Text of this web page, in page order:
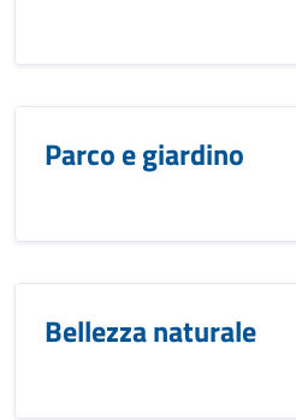
Parco e giardino
Bellezza naturale